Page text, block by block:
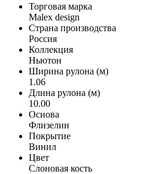
Торговая марка
Malex design
Страна производства
Россия
Коллекция
Ньютон
Ширина рулона (м)
1.06
Длина рулона (м)
10.00
Основа
Флизелин
Покрытие
Винил
Цвет
Слоновая кость